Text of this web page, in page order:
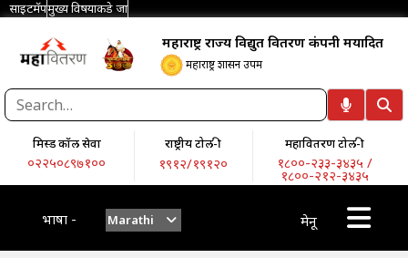
साइटमॅपमुख्य विषयाकडे जा
महाराष्ट्र राज्य विद्युत वितरण कंपनी मर्यादित
महाराष्ट्र शासन उपक्रम
मिस्ड कॉल सेवा
०२२५०८९७१००
राष्ट्रीय टोल-फ्री
१९१२/१९१२०
महावितरण टोल-फ्री
१८००-२३३-३४३५ /
१८००-२१२-३४३५
भाषा - Marathi मेनू